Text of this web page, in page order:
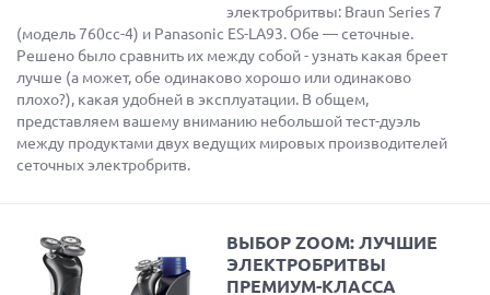
электробритвы: Braun Series 7
(модель 760cc-4) и Panasonic ES-LA93. Обе — сеточные.
Решено было сравнить их между собой - узнать какая бреет
лучше (а может, обе одинаково хорошо или одинаково
плохо?), какая удобней в эксплуатации. В общем,
представляем вашему вниманию небольшой тест-дуэль
между продуктами двух ведущих мировых производителей
сеточных электробритв.
ВЫБОР ZOOM: ЛУЧШИЕ
ЭЛЕКТРОБРИТВЫ
ПРЕМИУМ-КЛАССА